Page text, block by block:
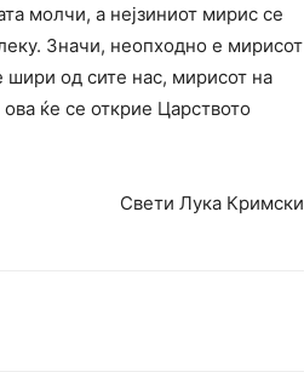
молчи, а нејзиниот мирис се
Значи, неопходно е мирисот
шири од сите нас, мирисот на
ќе се открие Царството
Свети Лука Кримски